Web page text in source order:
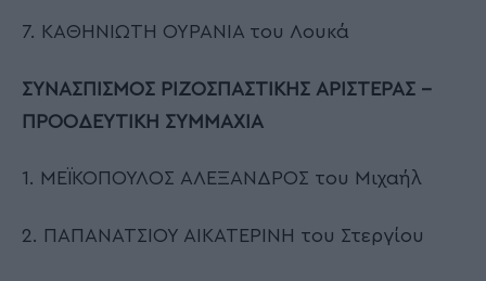
7. ΚΑΘΗΝΙΩΤΗ ΟΥΡΑΝΙΑ του Λουκά
ΣΥΝΑΣΠΙΣΜΟΣ ΡΙΖΟΣΠΑΣΤΙΚΗΣ ΑΡΙΣΤΕΡΑΣ –
ΠΡΟΟΔΕΥΤΙΚΗ ΣΥΜΜΑΧΙΑ
1. ΜΕΪΚΟΠΟΥΛΟΣ ΑΛΕΞΑΝΔΡΟΣ του Μιχαήλ
2. ΠΑΠΑΝΑΤΣΙΟΥ ΑΙΚΑΤΕΡΙΝΗ του Στεργίου